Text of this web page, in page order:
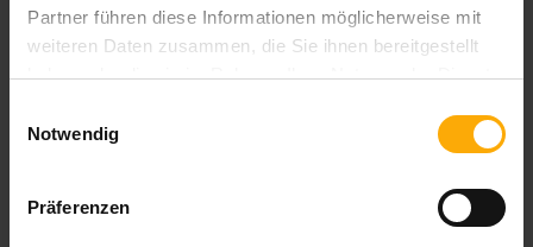
Partner führen diese Informationen möglicherweise mit
weiteren Daten zusammen, die Sie ihnen bereitgestellt
haben oder die sie im Rahmen Ihrer Nutzung der Dienste
Notwendig
Präferenzen
LANGEundPFLANZ erstellt hilfreichen
Content für Mitarbeiter in Unternehmen um mit
ihnen ins Gespräch zu kommen, ihnen bei
ihrer Arbeit in Marketing, Vertrieb und Service
behilflich zu sein und sie bezüglich unserer
kontaktieren. Sie können sich jederzeit von